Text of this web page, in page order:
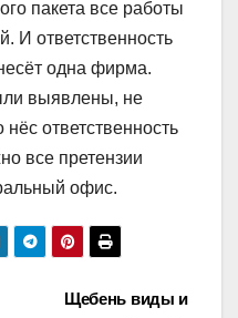
пакета все работы
И ответственность
одна фирма.
выявлены, не
ответственность
все претензии
офис.
Щебень виды и